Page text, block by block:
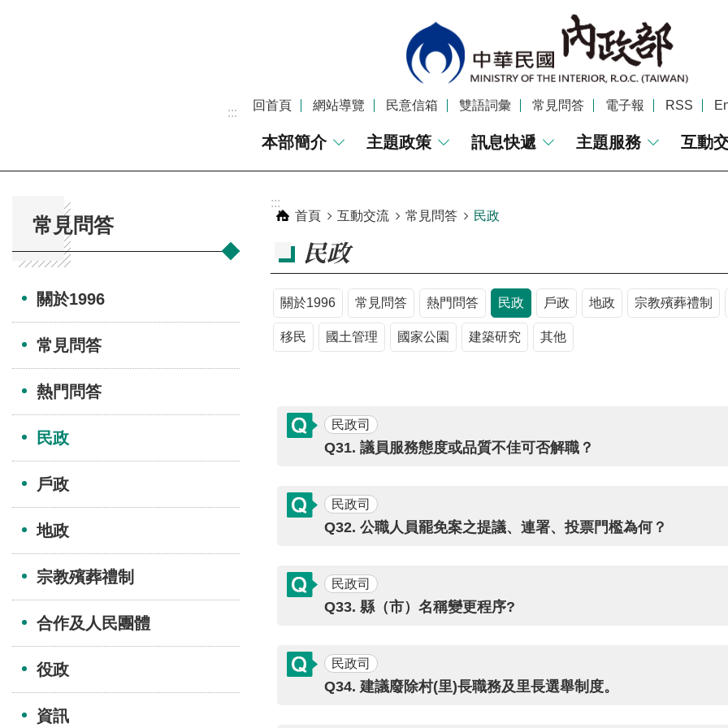
:::
回首頁 網站導覽 民意信箱 雙語詞彙 常見問答 電子報 RSS
本部簡介 主題政策 訊息快遞 主題服務 互動
常見問答
關於1996
常見問答
熱門問答
民政
戶政
地政
宗教殯葬禮制
合作及人民團體
役政
資訊
:::
首頁
互動交流 常見問答 民政
民政
關於1996 常見問答 熱門問答 民政 戶政 地政 宗教殯葬禮制
移民 國土管理 國家公園 建築研究 其他
民政司
Q31. 議員服務態度或品質不佳可否解職？
民政司
Q32. 公職人員罷免案之提議、連署、投票門檻為何？
民政司
Q33. 縣（市）名稱變更程序?
民政司
Q34. 建議廢除村(里)長職務及里長選舉制度。